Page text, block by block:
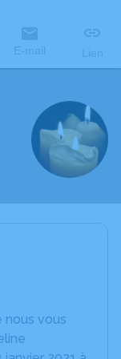
E-mail Lien
nous vous